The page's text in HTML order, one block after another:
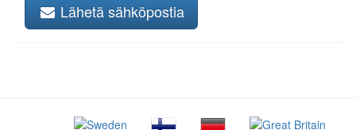
Lähetä sähköpostia